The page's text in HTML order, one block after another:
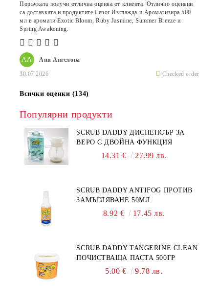
АА Ани Ангелова
30.07.2026 Checked order
Поръчката получи отлична оценка от клиента. Отлично оценени
са доставката и продуктите Lenor Изглажда и Ароматизира 500
мл в аромати Exotic Bloom, Ruby Jasmine, Summer Breeze и
Spring Awakening.
Всички оценки (134)
Популярни продукти
SCRUB DADDY ДИСПЕНСЪР ЗА
ВЕРО С ДВОЙНА ФУНКЦИЯ
14.31 € 27.99 лв.
SCRUB DADDY ANTIFOG ПРОТИВ
ЗАМЪГЛЯВАНЕ 50МЛ
8.92 € 17.45 лв.
SCRUB DADDY TANGERINE CLEAN
ПОЧИСТВАЩА ПАСТА 500ГР
5.00 € 9.78 лв.